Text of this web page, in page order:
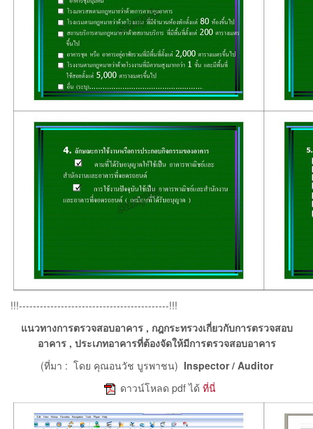
!!!-------------------------------------------!!!
แนวทางการตรวจสอบอาคาร , กฎกระทรวงเกี่ยวกับการตรวจสอบ
อาคาร , ประเภทอาคารที่ต้องจัดให้มีการตรวจสอบอาคาร
(ที่มา : โดย คุณอนวัช บูรพาชน) Inspector / Auditor
ดาวน์โหลด pdf ได้ ที่นี่